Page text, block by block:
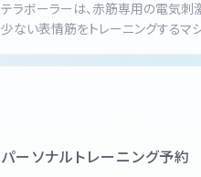
テラボーラーは、赤筋専用の電気刺
少ない表情筋をトレーニングするマシ
パーソナルトレーニング予約